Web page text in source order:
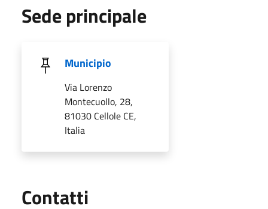
Sede principale
Municipio
Via Lorenzo
Montecuollo, 28,
81030 Cellole CE,
Italia
Contatti